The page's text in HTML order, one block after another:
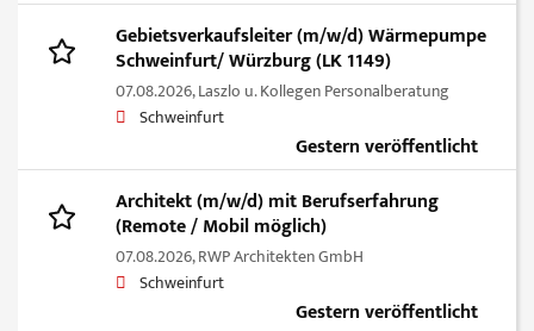
Gebietsverkaufsleiter (m/w/d) Wärmepumpe
Schweinfurt/ Würzburg (LK 1149)
07.08.2026,Laszlo u. Kollegen Personalberatung
Schweinfurt
Gestern veröffentlicht
Architekt (m/w/d) mit Berufserfahrung
(Remote / Mobil möglich)
07.08.2026,RWP Architekten GmbH
Schweinfurt
Gestern veröffentlicht